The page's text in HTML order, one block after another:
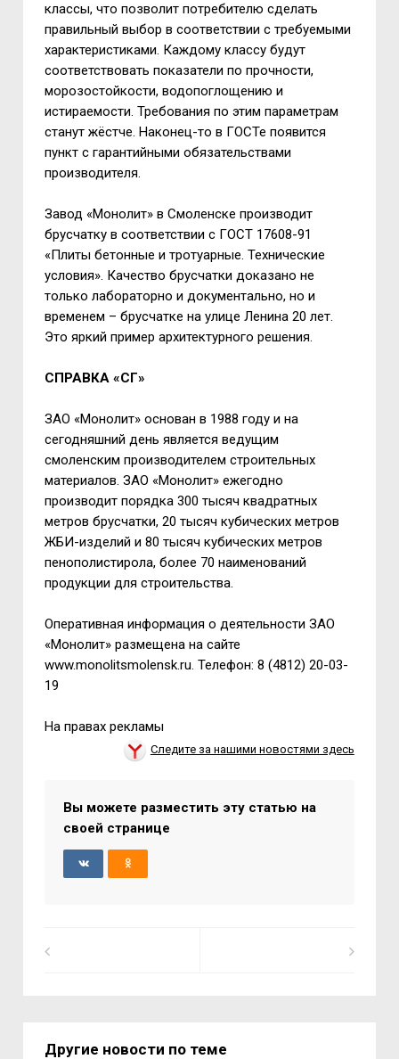
классы, что позволит потребителю сделать
правильный выбор в соответствии с требуемыми
характеристиками. Каждому классу будут
соответствовать показатели по прочности,
морозостойкости, водопоглощению и
истираемости. Требования по этим параметрам
станут жёстче. Наконец-то в ГОСТе появится
пункт с гарантийными обязательствами
производителя.
Завод «Монолит» в Смоленске производит
брусчатку в соответствии с ГОСТ 17608-91
«Плиты бетонные и тротуарные. Технические
условия». Качество брусчатки доказано не
только лабораторно и документально, но и
временем – брусчатке на улице Ленина 20 лет.
Это яркий пример архитектурного решения.
СПРАВКА «СГ»
ЗАО «Монолит» основан в 1988 году и на
сегодняшний день является ведущим
смоленским производителем строительных
материалов. ЗАО «Монолит» ежегодно
производит порядка 300 тысяч квадратных
метров брусчатки, 20 тысяч кубических метров
ЖБИ-изделий и 80 тысяч кубических метров
пенополистирола, более 70 наименований
продукции для строительства.
Оперативная информация о деятельности ЗАО
«Монолит» размещена на сайте
www.monolitsmolensk.ru. Телефон: 8 (4812) 20-03-
19
На правах рекламы
Следите за нашими новостями здесь
Вы можете разместить эту статью на
своей странице
Другие новости по теме